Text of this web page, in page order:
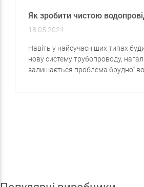
Як зробити чистою
18.05.2024
Навіть у найсучасніших типах
нову систему трубопроводу,
залишається проблема брудної
застарілі методи очищення води,